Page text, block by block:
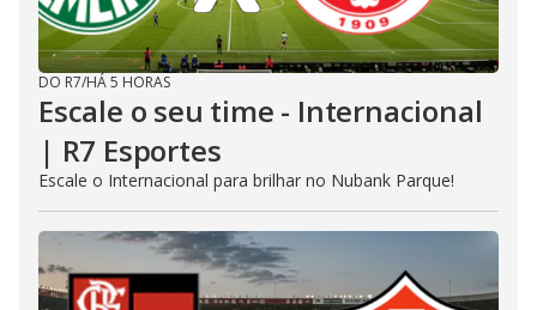
DO R7/HÁ 5 HORAS
Escale o seu time - Internacional
| R7 Esportes
Escale o Internacional para brilhar no Nubank Parque!